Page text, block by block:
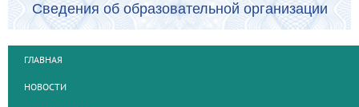
Сведения об образовательной организации
ГЛАВНАЯ
НОВОСТИ